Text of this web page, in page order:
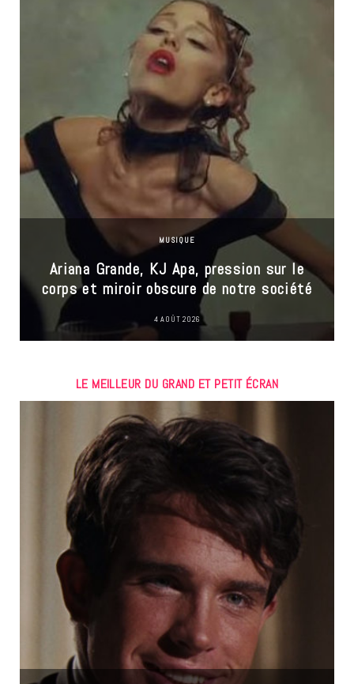
MUSIQUE
Ariana Grande, KJ Apa, pression sur le
corps et miroir obscure de notre société
4 AOÛT 2026
LE MEILLEUR DU GRAND ET PETIT ÉCRAN